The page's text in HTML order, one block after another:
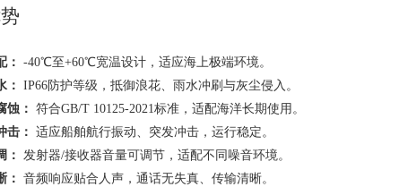
：
-40℃至+60℃宽温设计，适应海上极端环境。
：
IP66防护等级，抵御浪花、雨水冲刷与灰尘侵入。
蚀： 符合GB/T 10125-2021标准，适配海洋长期使用。
击： 适应船舶航行振动、突发冲击，运行稳定。
： 发射器/接收器音量可调节，适配不同噪音环境。
： 音频响应贴合人声，通话无失真、传输清晰。